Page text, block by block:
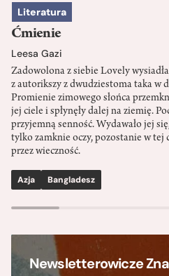
Literatura
Ćmienie
Leesa Gazi
Zadowolona z siebie Lovely wysiadła
z autorikszy z dwudziestoma taka w
Promienie zimowego słońca
jej ciele i spłynęły dalej na ziemię.
przyjemną senność. Wydawało jej
tylko zamknie oczy, pozostanie w tej
przez wieczność.
Azja Bangladesz
Newsletterowicze